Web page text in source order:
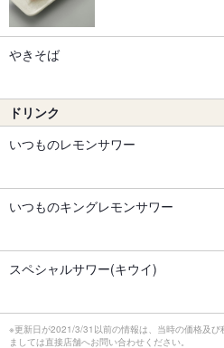
やきそば
ドリンク
いつものレモンサワー
いつものキングレモンサワー
スペシャルサワー(キウイ)
※更新日が2021/3/31以前の情報は、当時の価格及び
ましては直接店舗へお問い合わせください。